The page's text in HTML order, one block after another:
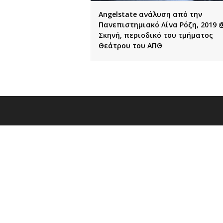
Angelstate ανάλυση από την
Πανεπιστημιακό Λίνα Ρόζη, 2019
Σκηνή, περιοδικό του τμήματος
Θεάτρου του ΑΠΘ